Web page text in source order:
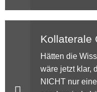
Kollaterale
Hätten die
wäre jetzt klar,
NICHT nur